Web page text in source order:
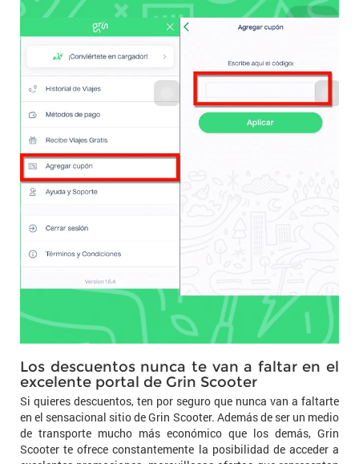
Los descuentos nunca te van a faltar en el
excelente portal de Grin Scooter
Si quieres descuentos, ten por seguro que nunca van a faltarte
en el sensacional sitio de Grin Scooter. Además de ser un medio
de transporte mucho más económico que los demás, Grin
Scooter te ofrece constantemente la posibilidad de acceder a